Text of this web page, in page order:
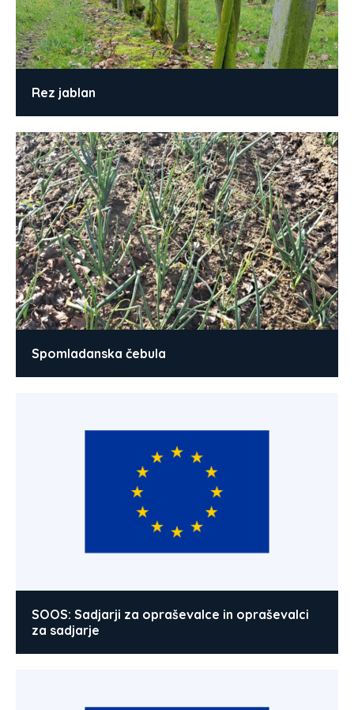
Rez jablan
Spomladanska čebula
SOOS: Sadjarji za opraševalce in opraševalci
za sadjarje